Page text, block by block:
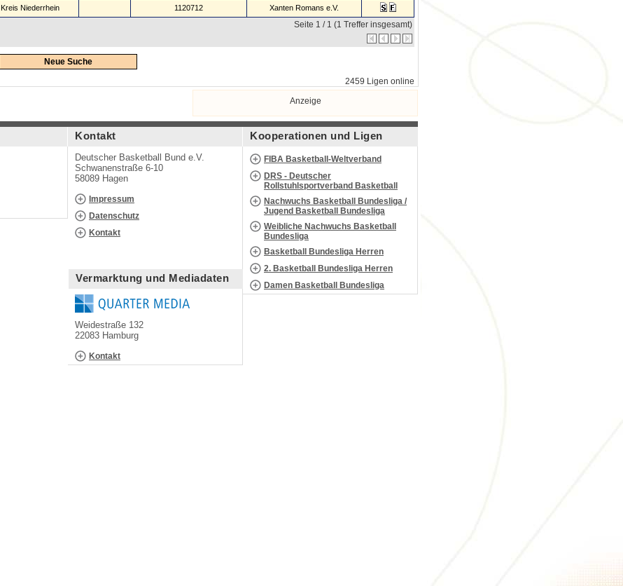
Kreis Niederrhein 1120712 Xanten Romans e.V.
Seite 1 / 1 (1 Treffer insgesamt)
Neue Suche
2459 Ligen online
Anzeige
Kontakt
Deutscher Basketball Bund e.V.
Schwanenstraße 6-10
58089 Hagen
Impressum
Datenschutz
Kontakt
Vermarktung und Mediadaten
Weidestraße 132
22083 Hamburg
Kontakt
Kooperationen und Ligen
FIBA Basketball-Weltverband
DRS - Deutscher
Rollstuhlsportverband Basketball
Nachwuchs Basketball Bundesliga /
Jugend Basketball Bundesliga
Weibliche Nachwuchs Basketball
Bundesliga
Basketball Bundesliga Herren
2. Basketball Bundesliga Herren
Damen Basketball Bundesliga